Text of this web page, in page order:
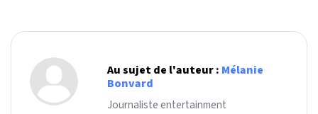
Au sujet de l'auteur : Mélanie
Bonvard
Journaliste entertainment